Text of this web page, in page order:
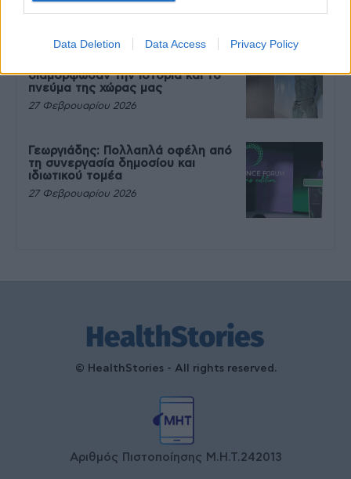
Data Deletion Data Access Privacy Policy
Ωρίων – Σπάνια νοσήματα
διαμόρφωσαν την ιστορία και το
πνεύμα της χώρας μας
27 Φεβρουαρίου 2026
Γεωργιάδης: Πολλαπλά οφέλη από
τη συνεργασία δημοσίου και
ιδιωτικού τομέα
27 Φεβρουαρίου 2026
© HealthStories - All rights reserved.
Αριθμός Πιστοποίησης Μ.Η.Τ.242013